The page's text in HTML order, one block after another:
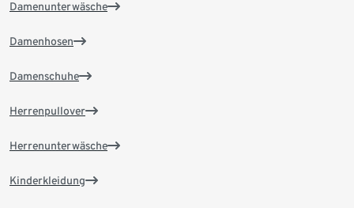
Damenunterwäsche
Damenhosen
Damenschuhe
Herrenpullover
Herrenunterwäsche
Kinderkleidung